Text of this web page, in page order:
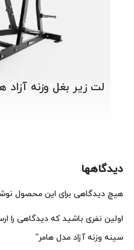
لت زیر بغل وزنه آزاد
دیدگاهها
هیچ دیدگاهی برای این محصول
اولین نفری باشید که دیدگاهی را
سینه وزنه آزاد مدل هامر”